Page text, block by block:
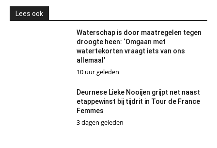
Lees ook
Waterschap is door maatregelen tegen
droogte heen: ‘Omgaan met
watertekorten vraagt iets van ons
allemaal’
10 uur geleden
Deurnese Lieke Nooijen grijpt net naast
etappewinst bij tijdrit in Tour de France
Femmes
3 dagen geleden